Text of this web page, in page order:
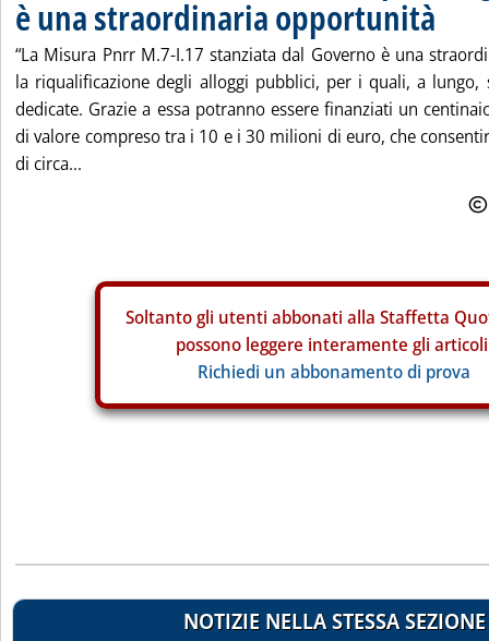
è una straordinaria opportunità
“La Misura Pnrr M.7-I.17 stanziata dal Governo è una
la riqualificazione degli alloggi pubblici, per i quali, a lungo,
dedicate. Grazie a essa potranno essere finanziati un
di valore compreso tra i 10 e i 30 milioni di euro, che
di circa...
Soltanto gli utenti abbonati alla Staffetta
possono leggere interamente gli
Richiedi un abbonamento di prova
NOTIZIE NELLA STESSA SEZIONE